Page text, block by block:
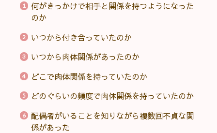
何がきっかけで相手と関係を持つようになった
のか
いつから付き合っていたのか
いつから肉体関係があったのか
どこで肉体関係を持っていたのか
どのぐらいの頻度で肉体関係を持っていたのか
配偶者がいることを知りながら複数回不貞な関
係があった